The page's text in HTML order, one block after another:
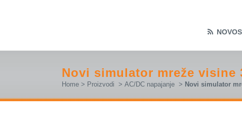
Novi simulator mreže visine
Home > Proizvodi > AC/DC napajanje > Novi simulator